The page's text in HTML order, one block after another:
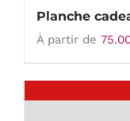
Planche
À partir de